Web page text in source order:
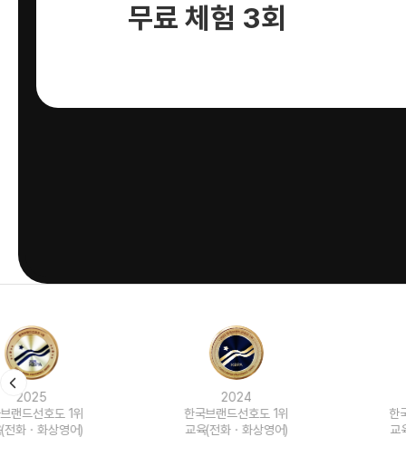
무료 체험 3회
한국브랜드선호도 1위
교육(전화ㆍ화상영어)
한국브랜드선호도 1위
교육(전화ㆍ화상영어)